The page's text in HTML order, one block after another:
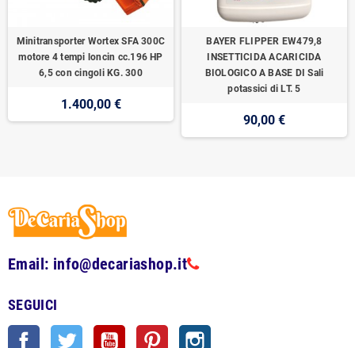
Minitransporter Wortex SFA 300C
motore 4 tempi loncin cc.196 HP
6,5 con cingoli KG. 300
1.400,00 €
BAYER FLIPPER EW479,8
INSETTICIDA ACARICIDA
BIOLOGICO A BASE DI Sali
potassici di LT. 5
90,00 €
Email: info@decariashop.it
SEGUICI
Facebook Twitter YouTube Pinterest